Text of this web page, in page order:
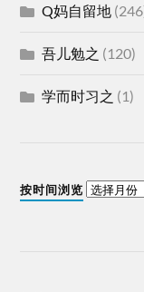
Q妈自留地
吾儿勉之 (120)
学而时习之 (1)
按时间浏览